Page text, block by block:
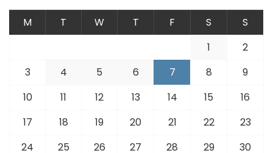
M T W T F S
S
1
2
3
4 5 6 7 8
9
10
11 12 13 14 15
16
17
18 19 20 21 22
23
24
25 26 27 28 29
30